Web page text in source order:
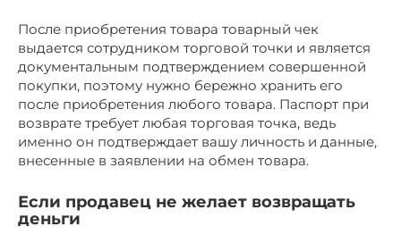
После приобретения товара товарный чек
выдается сотрудником торговой точки и является
документальным подтверждением совершенной
покупки, поэтому нужно бережно хранить его
после приобретения любого товара. Паспорт при
возврате требует любая торговая точка, ведь
именно он подтверждает вашу личность и данные,
внесенные в заявлении на обмен товара.
Если продавец не желает возвращать
деньги